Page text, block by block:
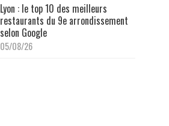
Lyon : le top 10 des meilleurs
restaurants du 9e arrondissement
selon Google
05/08/26